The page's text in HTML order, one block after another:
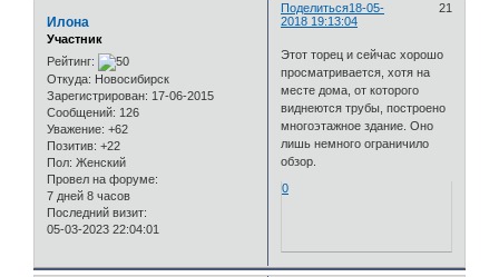
Поделиться 21
18-05-
2018 19:13:04
Илона
Участник
Рейтинг:
Откуда: Новосибирск
Зарегистрирован: 17-06-2015
Сообщений: 126
Уважение: +62
Позитив: +22
Пол: Женский
Провел на форуме:
7 дней 8 часов
Последний визит:
05-03-2023 22:04:01
Этот торец и сейчас хорошо
просматривается, хотя на
месте дома, от которого
виднеются трубы, построено
многоэтажное здание. Оно
лишь немного ограничило
обзор.
0